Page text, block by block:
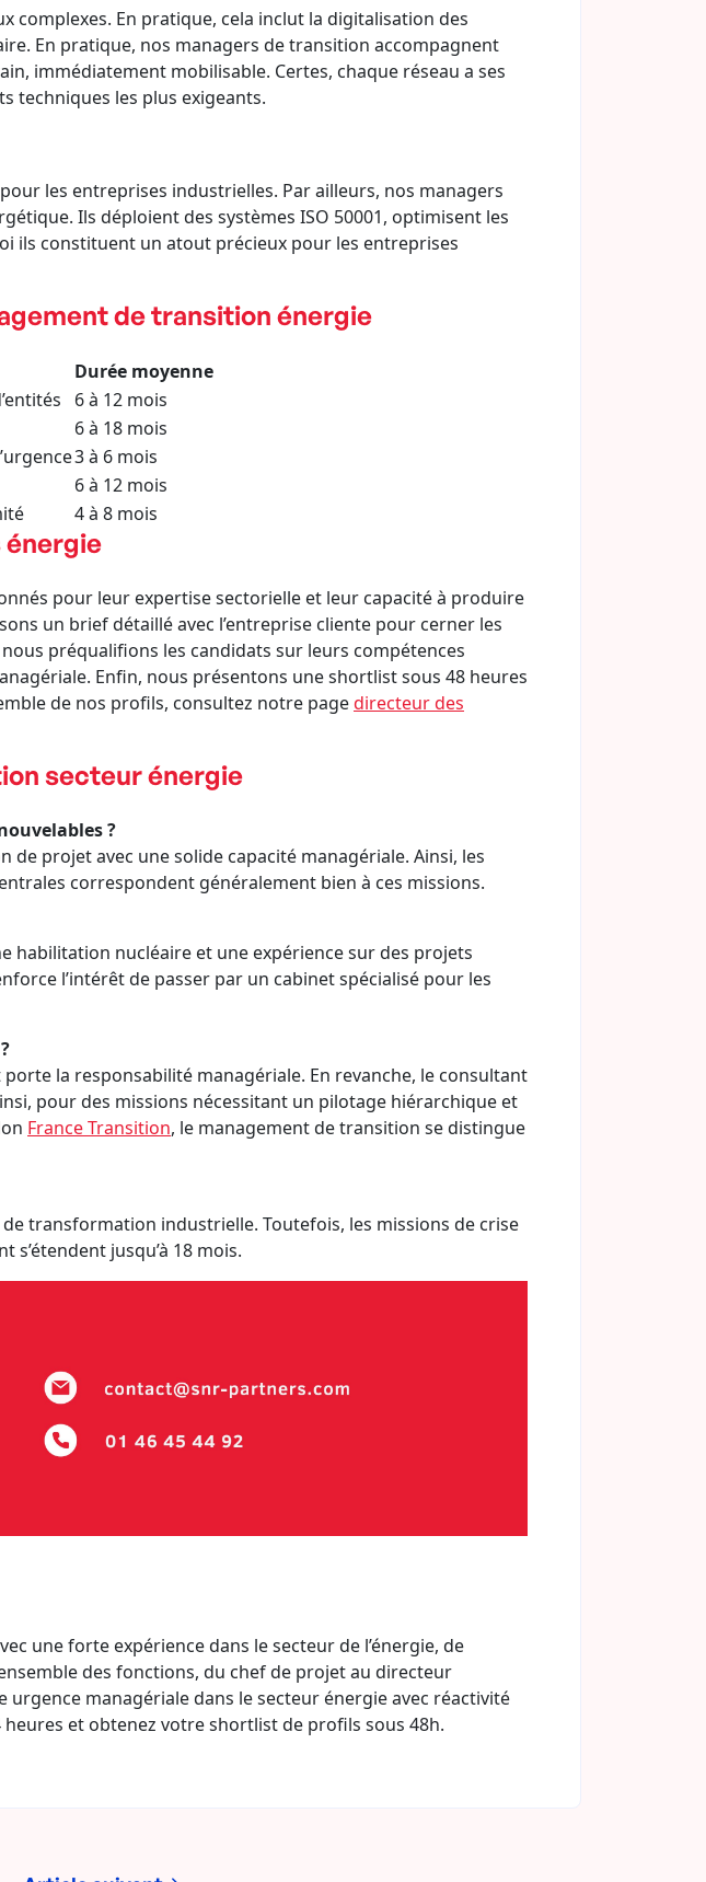
complexes. En pratique, cela inclut la digitalisation des
En pratique, nos managers de transition accompagnent
immédiatement mobilisable. Certes, chaque réseau a ses
techniques les plus exigeants.
les entreprises industrielles. Par ailleurs, nos managers
Ils déploient des systèmes ISO 50001, optimisent les
ils constituent un atout précieux pour les entreprises
de transition énergie
Durée moyenne
6 à 12 mois
6 à 18 mois
3 à 6 mois
6 à 12 mois
4 à 8 mois
énergie
pour leur expertise sectorielle et leur capacité à produire
un brief détaillé avec l’entreprise cliente pour cerner les
préqualifions les candidats sur leurs compétences
Enfin, nous présentons une shortlist sous 48 heures
de nos profils, consultez notre pagedirecteur des
secteur énergie
?
projet avec une solide capacité managériale. Ainsi, les
correspondent généralement bien à ces missions.
habilitation nucléaire et une expérience sur des projets
l’intérêt de passer par un cabinet spécialisé pour les
la responsabilité managériale. En revanche, le consultant
pour des missions nécessitant un pilotage hiérarchique et
France Transition, le management de transition se distingue
transformation industrielle. Toutefois, les missions de crise
jusqu’à 18 mois.
une forte expérience dans le secteur de l’énergie, de
des fonctions, du chef de projet au directeur
managériale dans le secteur énergie avec réactivité
et obtenez votre shortlist de profils sous 48h.